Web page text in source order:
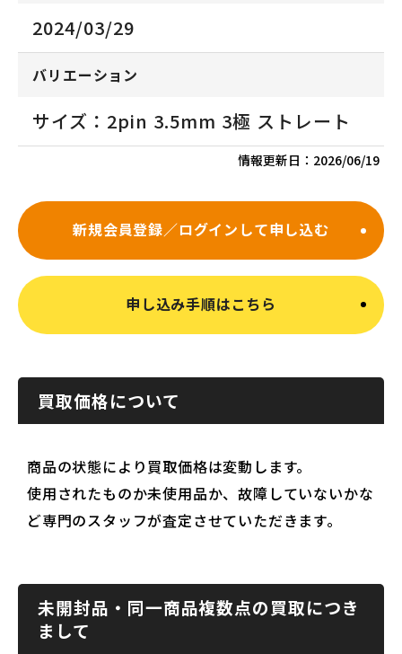
2024/03/29
バリエーション
サイズ：2pin 3.5mm 3極 ストレート
情報更新日： 2026/06/19
新規会員登録／ログインして申し込む
申し込み手順はこちら
買取価格について
商品の状態により買取価格は変動します。
使用されたものか未使用品か、故障していないかな
ど専門のスタッフが査定させていただきます。
未開封品・同一商品複数点の買取につき
まして